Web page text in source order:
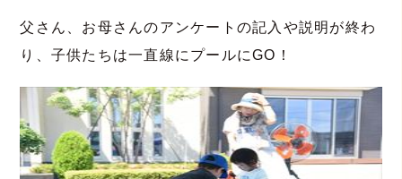
父さん、お母さんのアンケートの記入や説明が終わ
り、子供たちは一直線にプールにGO！